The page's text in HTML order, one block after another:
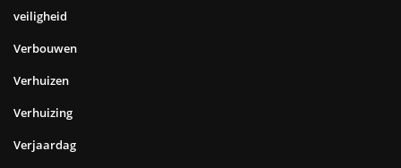
veiligheid
Verbouwen
Verhuizen
Verhuizing
Verjaardag